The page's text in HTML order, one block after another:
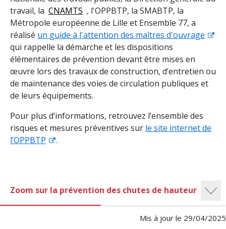
travail, la CNAMTS , l'OPPBTP, la SMABTP, la
Métropole européenne de Lille et Ensemble 77, a
réalisé un guide à l'attention des maîtres d'ouvrage
qui rappelle la démarche et les dispositions
élémentaires de prévention devant être mises en
œuvre lors des travaux de construction, d’entretien ou
de maintenance des voies de circulation publiques et
de leurs équipements.
Pour plus d’informations, retrouvez l’ensemble des
risques et mesures préventives sur le site internet de
l’OPPBTP
.
Zoom sur la prévention des chutes de hauteur
Mis à jour le 29/04/2025